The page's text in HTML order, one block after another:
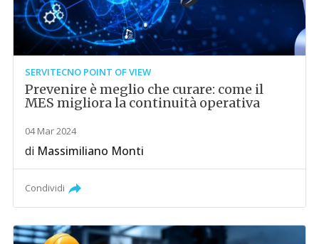
SERVITECNO POINT OF VIEW
Prevenire è meglio che curare: come il
MES migliora la continuità operativa
04 Mar 2024
di Massimiliano Monti
Condividi